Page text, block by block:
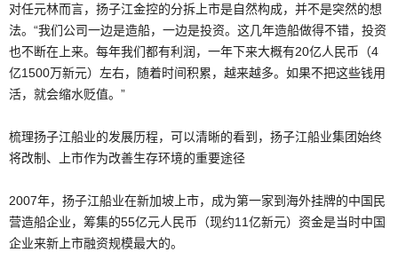
对任元林而言，扬子江金控的分拆上市是自然构成，并不是突然的想
法。“我们公司一边是造船，一边是投资。这几年造船做得不错，投资
也不断在上来。每年我们都有利润，一年下来大概有20亿人民币（4
亿1500万新元）左右，随着时间积累，越来越多。如果不把这些钱用
活，就会缩水贬值。”
梳理扬子江船业的发展历程，可以清晰的看到，扬子江船业集团始终
将改制、上市作为改善生存环境的重要途径
2007年，扬子江船业在新加坡上市，成为第一家到海外挂牌的中国民
营造船企业，筹集的55亿元人民币（现约11亿新元）资金是当时中国
企业来新上市融资规模最大的。